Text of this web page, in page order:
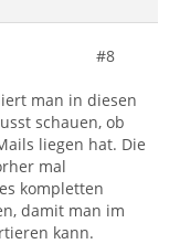
#8
man in diesen
schauen, ob
liegen hat. Die
mal
kompletten
damit man im
kann.